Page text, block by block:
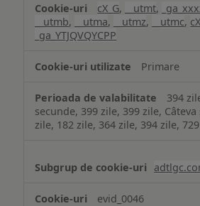
cX_G, __utmt,
__utmb, __utma, __utmz, __utmc,
_ga_YTJQVQYCPP
Primare
394
secunde, 399 zile, 399 zile,
zile, 182 zile, 364 zile, 394 zile,
evid_0046